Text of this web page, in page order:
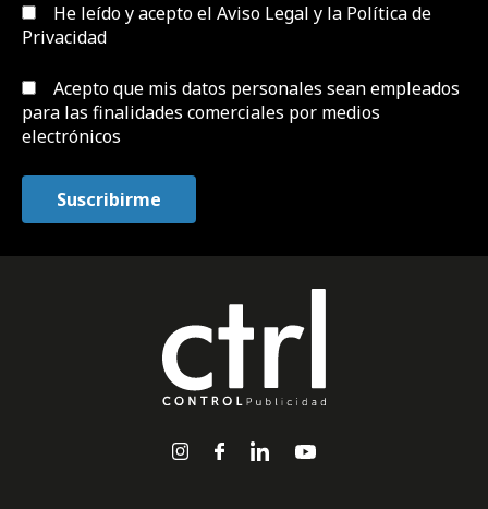
He leído y acepto el Aviso Legal y la Política de
Privacidad
Acepto que mis datos personales sean empleados
para las finalidades comerciales por medios
electrónicos